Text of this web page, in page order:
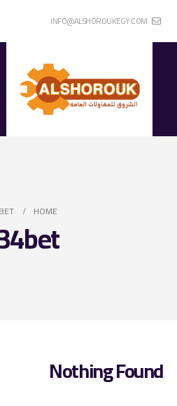
INFO@ALSHOROUKEGY.COM
HOME
Nothing Found